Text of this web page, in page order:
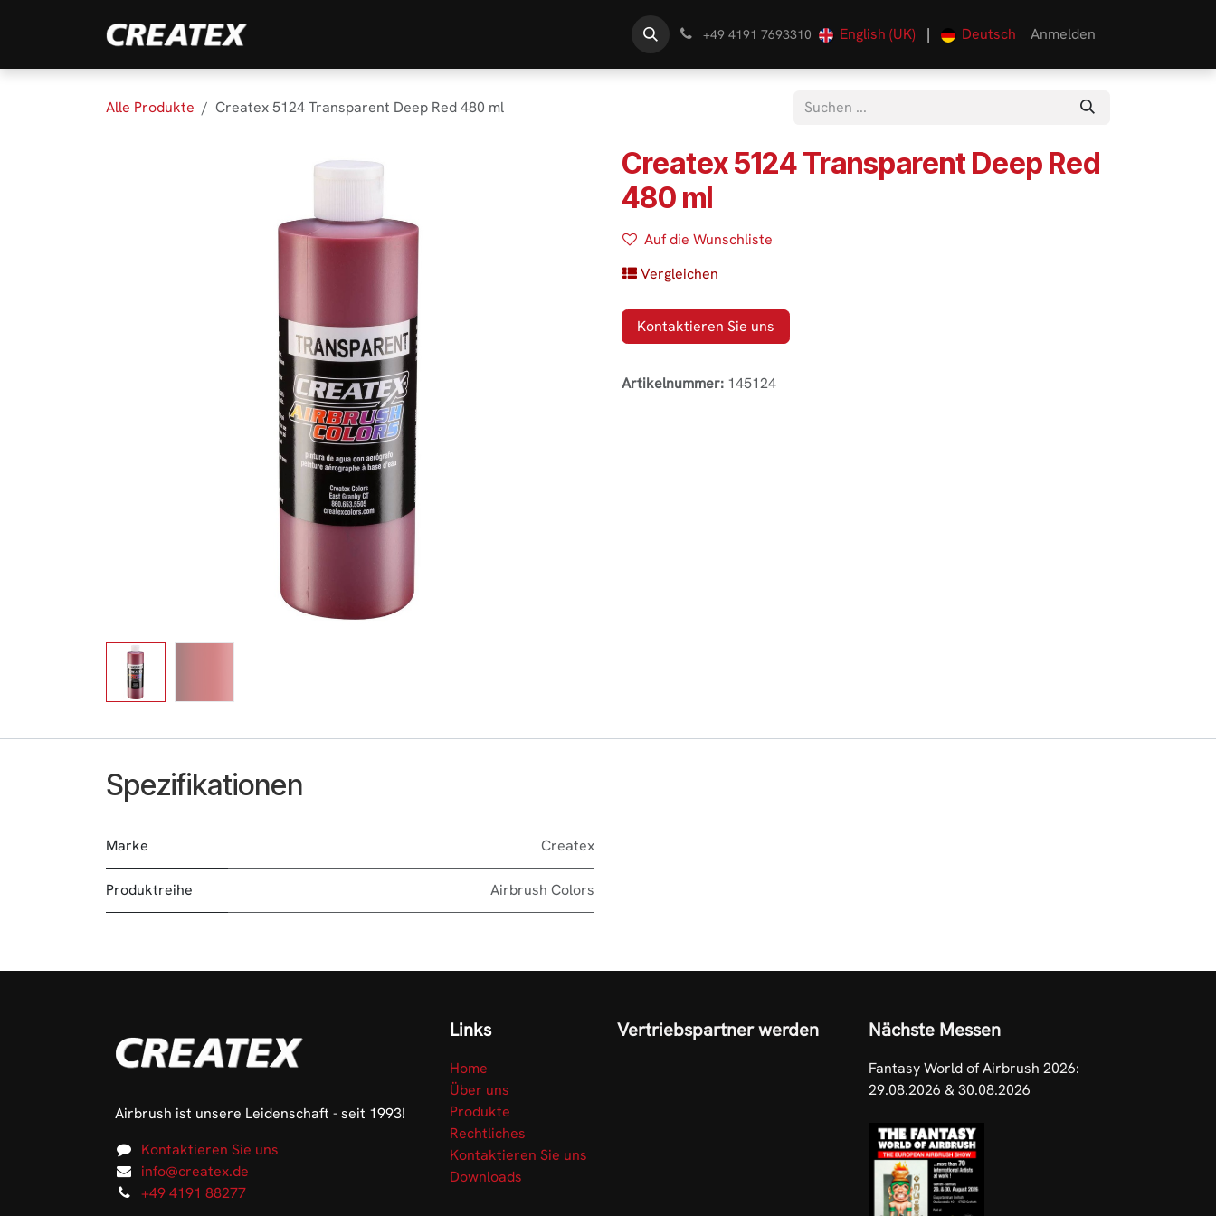
+49 4191 7693310 English (UK) | Deutsch Anmelden
Alle Produkte Createx 5124 Transparent Deep Red 480 ml
Createx 5124 Transparent Deep Red
480 ml
Auf die Wunschliste
Vergleichen
Kontaktieren Sie uns
Artikelnummer: 145124
Spezifikationen
Marke Createx
Produktreihe Airbrush Colors
Airbrush ist unsere Leidenschaft - seit 1993!
Kontaktieren Sie uns
info@createx.de
+49 4191 88277
Links
Home
Über uns
Produkte
Rechtliches
Kontaktieren Sie uns
Downloads
Vertriebspartner werden Nächste Messen
Fantasy World of Airbrush 2026:
29.08.2026 & 30.08.2026